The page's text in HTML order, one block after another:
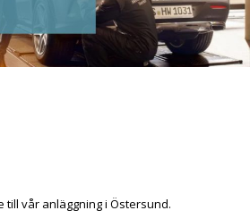
till vår anläggning i Östersund.